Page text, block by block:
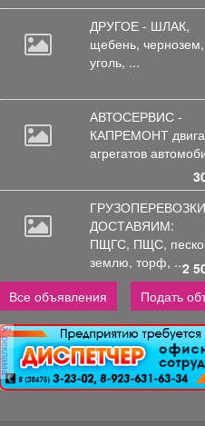
ДРУГОЕ - ШЛАК,
щебень,
уголь, ...
АВТОСЕРВИС -
КАПРЕМОНТ
агрегатов
ДОСТАВЯИМ:
ПЩГС, ПЩС,
землю, торф, ...2
Все объявления
Подать
реклама